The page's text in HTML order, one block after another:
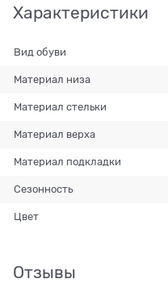
Характеристики
Вид обуви
Материал низа
Материал стельки
Материал верха
Материал подкладки
Сезонность
Цвет
Отзывы